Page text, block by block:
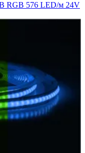
RGB 576 LED/м 24V